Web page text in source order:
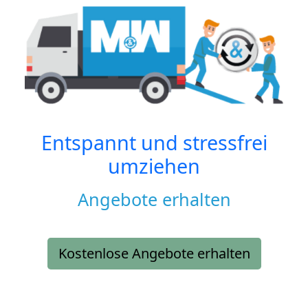
Entspannt und stressfrei
umziehen
Angebote erhalten
Kostenlose Angebote erhalten